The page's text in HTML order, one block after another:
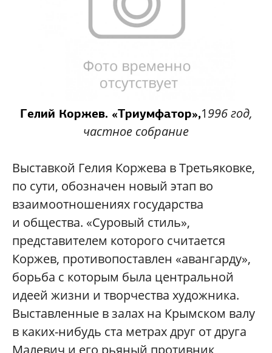
Гелий Коржев. «Триумфатор»,1996 год,
частное собрание
Выставкой Гелия Коржева в Третьяковке,
по сути, обозначен новый этап во
взаимоотношениях государства
и общества. «Суровый стиль»,
представителем которого считается
Коржев, противопоставлен «авангарду»,
борьба с которым была центральной
идеей жизни и творчества художника.
Выставленные в залах на Крымском валу
в каких-нибудь ста метрах друг от друга